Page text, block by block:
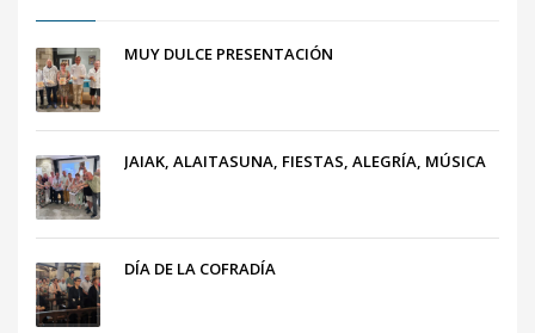
MUY DULCE PRESENTACIÓN
JAIAK, ALAITASUNA, FIESTAS, ALEGRÍA, MÚSICA
DÍA DE LA COFRADÍA